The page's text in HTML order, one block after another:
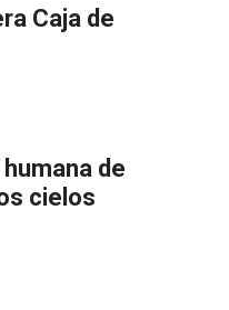
Caja de
de
cielos